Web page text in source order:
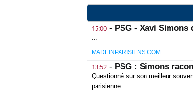
15:00 - PSG - Xavi
...
MADEINPARISIENS.COM
13:52 - PSG : Simons
Questionné sur son meilleur
parisienne.